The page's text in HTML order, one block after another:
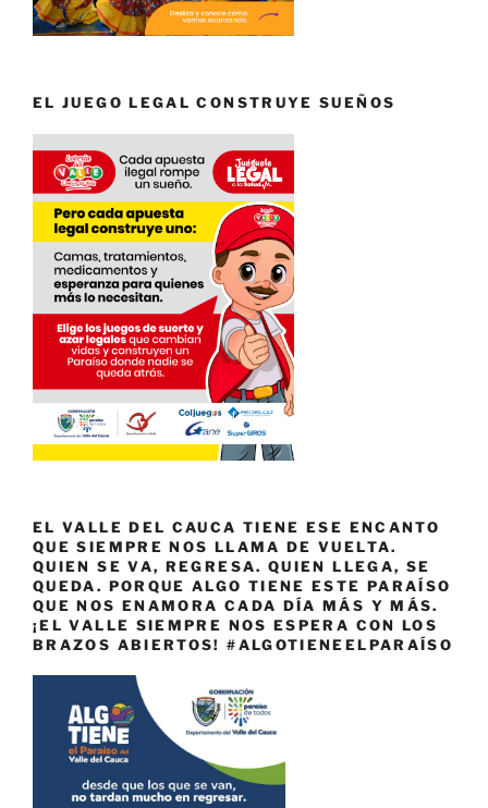
EL JUEGO LEGAL CONSTRUYE SUEÑOS
EL VALLE DEL CAUCA TIENE ESE ENCANTO
QUE SIEMPRE NOS LLAMA DE VUELTA.
QUIEN SE VA, REGRESA. QUIEN LLEGA, SE
QUEDA. PORQUE ALGO TIENE ESTE PARAÍSO
QUE NOS ENAMORA CADA DÍA MÁS Y MÁS.
¡EL VALLE SIEMPRE NOS ESPERA CON LOS
BRAZOS ABIERTOS! #ALGOTIENEELPARAÍSO